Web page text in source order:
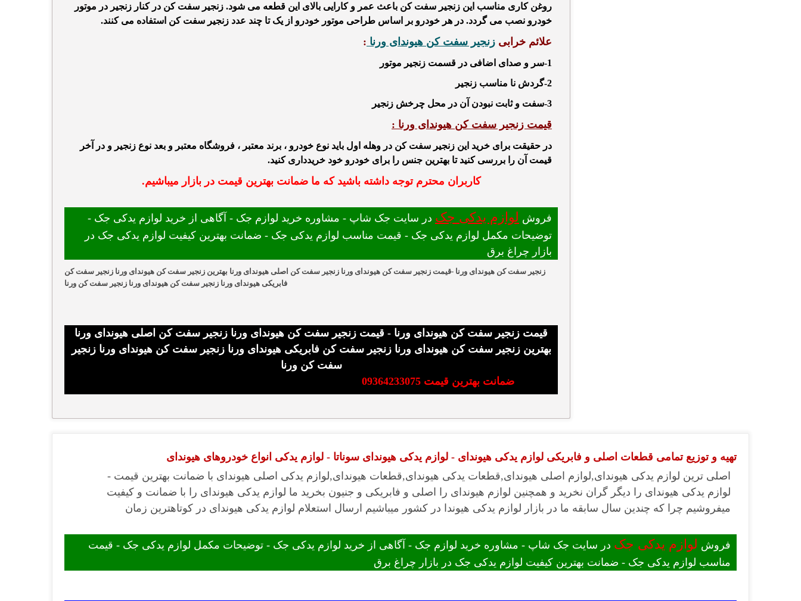
روغن کاری مناسب این زنجیر سفت کن باعث عمر و کارایی بالای این قطعه می شود. زنجیر سفت کن در کنار زنجیر در موتور
خودرو نصب می گردد. در هر خودرو بر اساس طراحی موتور خودرو از یک تا چند عدد زنجیر سفت کن استفاده می کنند.
علائم خرابی زنجیر سفت کن هیوندای ورنا :
1-سر و صدای اضافی در قسمت زنجیر موتور
2-گردش نا مناسب زنجیر
3-سفت و ثابت نبودن آن در محل چرخش زنجیر
قیمت زنجیر سفت کن هیوندای ورنا :
در حقیقت برای خرید این زنجیر سفت کن در وهله اول باید نوع خودرو ، برند معتبر ، فروشگاه معتبر و بعد نوع زنجیر و در آخر
قیمت آن را بررسی کنید تا بهترین جنس را برای خودرو خود خریدداری کنید.
کاربران محترم توجه داشته باشید که ما ضمانت بهترین قیمت در بازار میباشیم.
فروش لوازم یدکی جک در سایت جک شاپ - مشاوره خرید لوازم جک - آگاهی از خرید لوازم یدکی جک -
توضیحات مکمل لوازم یدکی جک - قیمت مناسب لوازم یدکی جک - ضمانت بهترین کیفیت لوازم یدکی جک در
بازار چراغ برق
زنجیر سفت کن هیوندای ورنا -قیمت زنجیر سفت کن هیوندای ورنا زنجیر سفت کن اصلی هیوندای ورنا بهترین زنجیر سفت کن هیوندای ورنا زنجیر سفت کن
فابریکی هیوندای ورنا زنجیر سفت کن هیوندای ورنا زنجیر سفت کن ورنا
قیمت زنجیر سفت کن هیوندای ورنا - قیمت زنجیر سفت کن هیوندای ورنا زنجیر سفت کن اصلی هیوندای ورنا
بهترین زنجیر سفت کن هیوندای ورنا زنجیر سفت کن فابریکی هیوندای ورنا زنجیر سفت کن هیوندای ورنا زنجیر
سفت کن ورنا
ضمانت بهترین قیمت 09364233075
تهیه و توزیع تمامی قطعات اصلی و فابریکی لوازم یدکی هیوندای - لوازم یدکی هیوندای سوناتا - لوازم یدکی انواع خودروهای هیوندای
اصلی ترین لوازم یدکی هیوندای,لوازم اصلی هیوندای,قطعات یدکی هیوندای,قطعات هیوندای,لوازم یدکی اصلی هیوندای با ضمانت بهترین قیمت -
لوازم یدکی هیوندای را دیگر گران نخرید و همچنین لوازم هیوندای را اصلی و فابریکی و جنیون بخرید ما لوازم یدکی هیوندای را با ضمانت و کیفیت
میفروشیم چرا که چندین سال سابقه ما در بازار لوازم یدکی هیوندا در کشور میباشیم ارسال استعلام لوازم یدکی هیوندای در کوتاهترین زمان
فروش لوازم یدکی جک در سایت جک شاپ - مشاوره خرید لوازم جک - آگاهی از خرید لوازم یدکی جک - توضیحات مکمل لوازم یدکی جک - قیمت
مناسب لوازم یدکی جک - ضمانت بهترین کیفیت لوازم یدکی جک در بازار چراغ برق